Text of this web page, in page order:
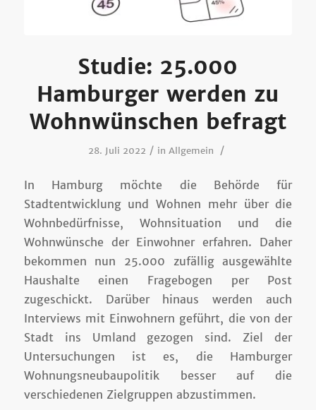
Studie: 25.000
Hamburger werden zu
Wohnwünschen befragt
28. Juli 2022 / in Allgemein /
In Hamburg möchte die Behörde für
Stadtentwicklung und Wohnen mehr über die
Wohnbedürfnisse, Wohnsituation und die
Wohnwünsche der Einwohner erfahren. Daher
bekommen nun 25.000 zufällig ausgewählte
Haushalte einen Fragebogen per Post
zugeschickt. Darüber hinaus werden auch
Interviews mit Einwohnern geführt, die von der
Stadt ins Umland gezogen sind. Ziel der
Untersuchungen ist es, die Hamburger
Wohnungsneubaupolitik besser auf die
verschiedenen Zielgruppen abzustimmen.